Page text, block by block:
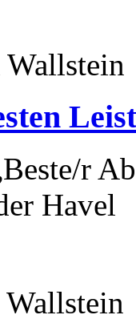
r
Havel